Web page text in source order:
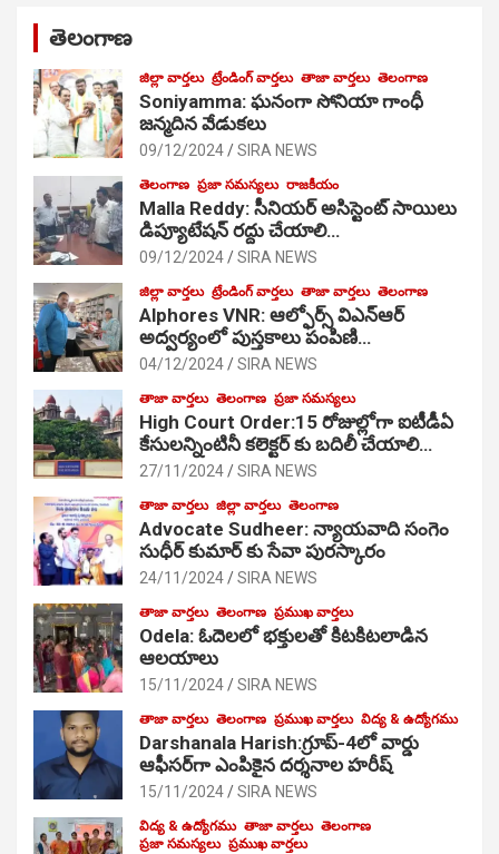
తెలంగాణ
జిల్లా వార్తలు ట్రేండింగ్ వార్తలు తాజా వార్తలు తెలంగాణ
Soniyamma: ఘ‌నంగా సోనియా గాంధీ
జ‌న్మ‌దిన వేడుక‌లు
09/12/2024 SIRA NEWS
తెలంగాణ ప్రజా సమస్యలు రాజకీయం
Malla Reddy: సీనియర్ అసిస్టెంట్ సాయిలు
డిప్యూటేషన్ రద్దు చేయాలి…
09/12/2024 SIRA NEWS
జిల్లా వార్తలు ట్రేండింగ్ వార్తలు తాజా వార్తలు తెలంగాణ
Alphores VNR: ఆల్ఫోర్స్ విఎన్ఆర్
అద్వర్యంలో పుస్తకాలు పంపిణి…
04/12/2024 SIRA NEWS
తాజా వార్తలు తెలంగాణ ప్రజా సమస్యలు
High Court Order:15 రోజుల్లోగా ఐటీడీఏ
కేసులన్నింటినీ కలెక్టర్ కు బదిలీ చేయాలి…
27/11/2024 SIRA NEWS
తాజా వార్తలు జిల్లా వార్తలు తెలంగాణ
Advocate Sudheer: న్యాయవాది సంగెం
సుధీర్ కుమార్ కు సేవా పురస్కారం
24/11/2024 SIRA NEWS
తాజా వార్తలు తెలంగాణ ప్రముఖ వార్తలు
Odela: ఓదెల‌లో భక్తులతో కిటకిటలాడిన
ఆల‌యాలు
15/11/2024 SIRA NEWS
తాజా వార్తలు తెలంగాణ ప్రముఖ వార్తలు విద్య & ఉద్యోగము
Darshanala Harish:గ్రూప్-4లో వార్డు
ఆఫీసర్‌గా ఎంపికైన దర్శనాల హరీష్
15/11/2024 SIRA NEWS
విద్య & ఉద్యోగము తాజా వార్తలు తెలంగాణ
ప్రజా సమస్యలు ప్రముఖ వార్తలు